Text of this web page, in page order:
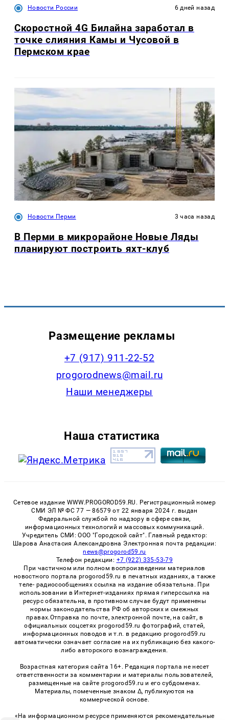
Новости России 6 дней назад
Скоростной 4G Билайна заработал в
точке слияния Камы и Чусовой в
Пермском крае
Новости Перми 3 часа назад
В Перми в микрорайоне Новые Ляды
планируют построить яхт-клуб
Размещение рекламы
+7 (917) 911-22-52
progorodnews@mail.ru
Наши менеджеры
Наша статистика
Сетевое издание WWW.PROGOROD59.RU. Регистрационный номер
СМИ ЭЛ № ФС 77 — 86579 от 22 января 2024 г. выдан
Федеральной службой по надзору в сфере связи,
информационных технологий и массовых коммуникаций.
Учредитель СМИ: ООО "Городской сайт". Главный редактор:
Шарова Анастасия Александровна Электронная почта редакции:
news@progorod59.ru
Телефон редакции: +7 (922) 335-53-79
При частичном или полном воспроизведении материалов
новостного портала progorod59.ru в печатных изданиях, а также
теле- радиосообщениях ссылка на издание обязательна. При
использовании в Интернет-изданиях прямая гиперссылка на
ресурс обязательна, в противном случае будут применены
нормы законодательства РФ об авторских и смежных
правах.Отправка по почте, электронной почте, на сайт, в
официальных соцсетях progorod59.ru фотографий, статей,
информационных поводов и т.п. в редакцию progorod59.ru
автоматически означает согласие на их публикацию без какого-
либо авторского вознаграждения.
Возрастная категория сайта 16+. Редакция портала не несет
ответственности за комментарии и материалы пользователей,
размещенные на сайте progorod59.ru и его субдоменах.
Материалы, помеченные знаком Δ, публикуются на
коммерческой основе.
«На информационном ресурсе применяются рекомендательные